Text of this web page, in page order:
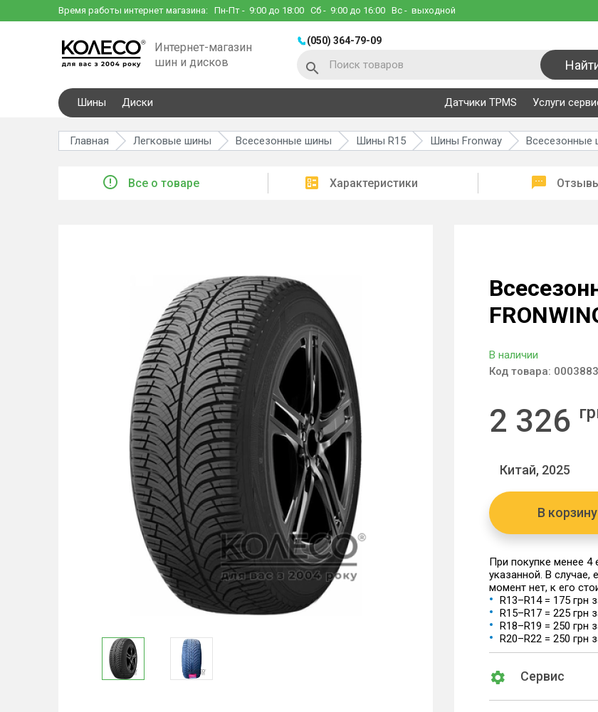
Время работы интернет магазина: Пн-Пт - 9:00 до 18:00 Сб - 9:00 до 16:00 Вс - выходной
Интернет-магазин
шин и дисков
(050) 364-79-09
Шины Диски Датчики TPMS Услуги
Главная Легковые шины Всесезонные шины Шины R15 Шины Fronway Всесезонные
Все о товаре Характеристики
В наличии
Код товара:
2 326
Китай, 2025
В корзину
При покупке менее
указанной. В
момент нет, к его
R13–R14 = 175 грн
R15–R17 = 225 грн
R18–R19 = 250 грн
R20–R22 = 250 грн
Сервис